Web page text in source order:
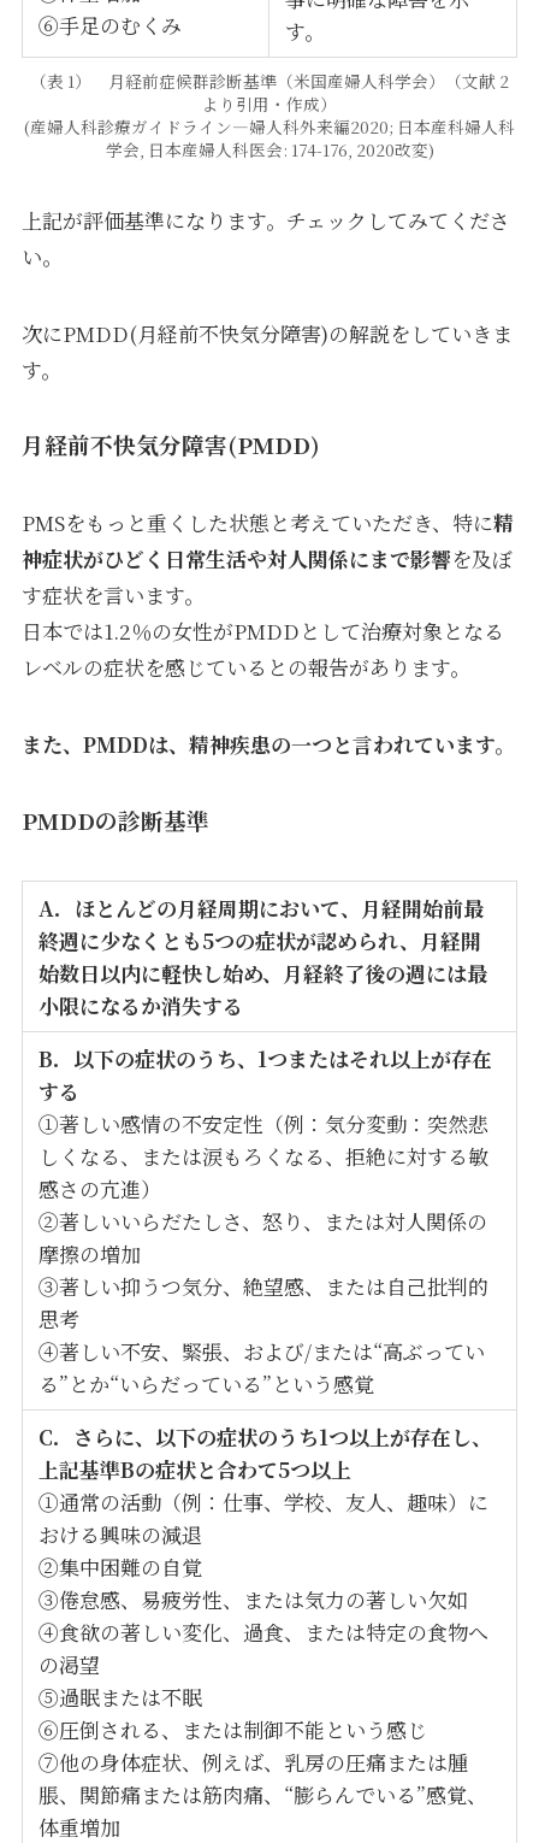
す。
⑥手足のむくみ
（表 1） 月経前症候群診断基準（米国産婦人科学会）（文献 2
より引用・作成）
(産婦人科診療ガイドライン―婦人科外来編2020; 日本産科婦人科
学会, 日本産婦人科医会: 174-176, 2020改変)
上記が評価基準になります。チェックしてみてくださ
い。
次にPMDD(月経前不快気分障害)の解説をしていきま
す。
月経前不快気分障害(PMDD)
PMSをもっと重くした状態と考えていただき、特に精
神症状がひどく日常生活や対人関係にまで影響を及ぼ
す症状を言います。
日本では1.2％の女性がPMDDとして治療対象となる
レベルの症状を感じているとの報告があります。
また、PMDDは、 精神疾患の一つと言われています。
PMDDの診断基準
A．ほとんどの月経周期において、月経開始前最
終週に少なくとも5つの症状が認められ、月経開
始数日以内に軽快し始め、月経終了後の週には最
小限になるか消失する
B．以下の症状のうち、1つまたはそれ以上が存在
する
①著しい感情の不安定性（例：気分変動：突然悲
しくなる、または涙もろくなる、拒絶に対する敏
感さの亢進）
②著しいいらだたしさ、怒り、または対人関係の
摩擦の増加
③著しい抑うつ気分、絶望感、または自己批判的
思考
④著しい不安、緊張、および/または“高ぶってい
る”とか“いらだっている”という感覚
C．さらに、以下の症状のうち1つ以上が存在し、
上記基準Bの症状と合わて5つ以上
①通常の活動（例：仕事、学校、友人、趣味）に
おける興味の減退
②集中困難の自覚
③倦怠感、易疲労性、または気力の著しい欠如
④食欲の著しい変化、過食、または特定の食物へ
の渇望
⑤過眠または不眠
⑥圧倒される、または制御不能という感じ
⑦他の身体症状、例えば、乳房の圧痛または腫
脹、関節痛または筋肉痛、“膨らんでいる”感覚、
体重増加